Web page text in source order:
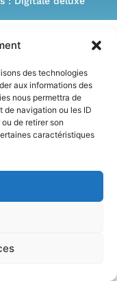
des technologies
aux informations des
nous permettra de
de navigation ou les ID
de retirer son
caractéristiques